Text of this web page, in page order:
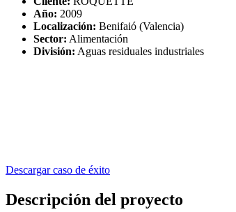
Año: 2009
Localización: Benifaió (Valencia)
Sector: Alimentación
División: Aguas residuales industriales
Descargar caso de éxito
Descripción del proyecto